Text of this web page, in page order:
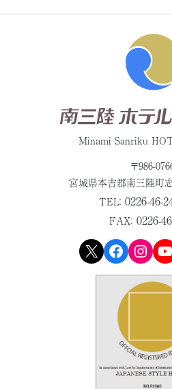
Minami Sanriku
〒986-
宮城県本吉郡南三陸町
TEL： 0226-46-
FAX： 0226-
X Facebook Instagram YouTube